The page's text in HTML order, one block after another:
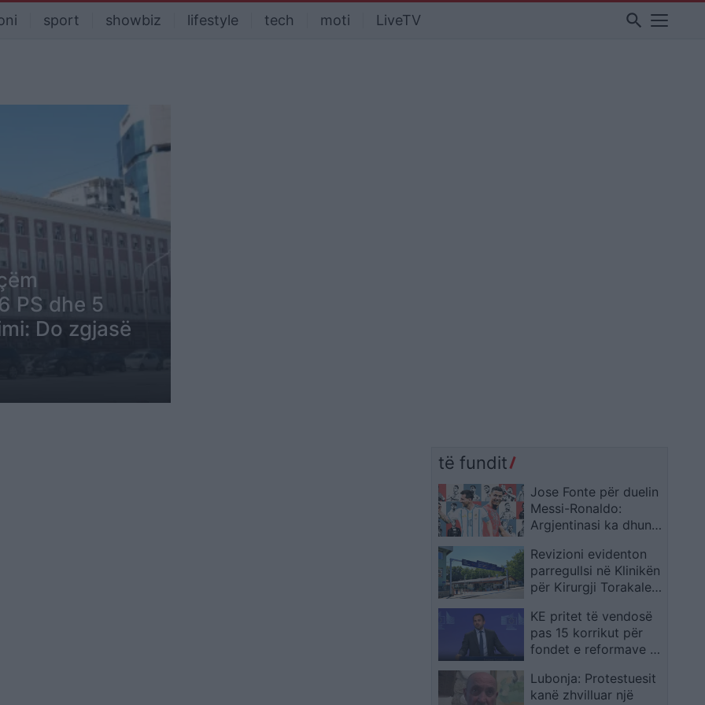
sport showbiz lifestyle tech moti LiveTV search
PS dhe 5
Do zgjasë
të fundit
Jose Fonte për duelin
Messi-Ronaldo:
Argjentinasi ka dhunti
Cristiano Ronaldos
mbeten të
pakrahasueshme
Revizioni evidenton
parregullsi në Klinikën
për Kirurgji Torakale,
dhe administrimin e
rezervave
KE pritet të vendosë
pas 15 korrikut për
fondet e reformave në
Lubonja: Protestuesit
kanë zhvilluar një